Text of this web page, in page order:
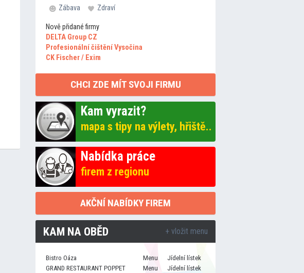
Zábava
Zdraví
Nově přidané firmy
DELTA Group CZ
Profesionální čištění Vysočina
CK Fischer / Exim
CHCI ZDE MÍT SVOJI FIRMU
Kam vyrazit?
mapa s tipy na výlety, hřiště..
Nabídka práce
firem z regionu
AKČNÍ NABÍDKY FIREM
KAM NA OBĚD + vložit menu
Bistro Oáza Menu
Jídelní lístek
GRAND RESTAURANT POPPET
Menu
Jídelní lístek